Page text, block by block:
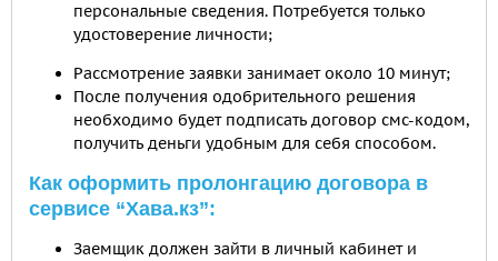
персональные сведения. Потребуется только
удостоверение личности;
Рассмотрение заявки занимает около 10 минут;
После получения одобрительного решения
необходимо будет подписать договор смс-кодом,
получить деньги удобным для себя способом.
Как оформить пролонгацию договора в
сервисе “Хава.кз”:
Заемщик должен зайти в личный кабинет и